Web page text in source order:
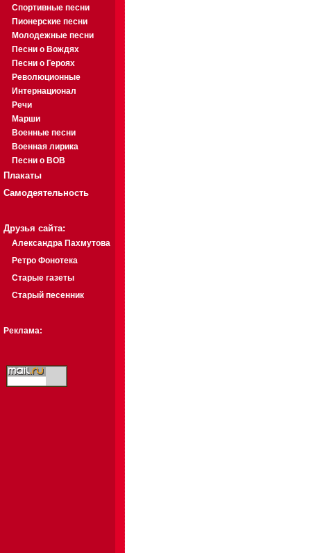
Спортивные песни
Пионерские песни
Молодежные песни
Песни о Вождях
Песни о Героях
Революционные
Интернационал
Речи
Марши
Военные песни
Военная лирика
Песни о ВОВ
Плакаты
Самодеятельность
Друзья сайта:
Александра Пахмутова
Ретро Фонотека
Старые газеты
Старый песенник
Реклама: